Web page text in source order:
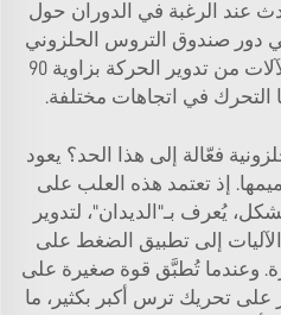
عند الرغبة في الدوران حول
دور صندوق التروس الحلزوني
بزاوية 90 درجة. فهو يمكّن الآلات من تدوير الحركة بزاوية 90
التحرك في اتجاهات مختلفة.
فعّالة إلى هذا الحد؟ يعود
إذ تعتمد هذه العلب على
يُعرف بـ"الديدان"، لتدوير
إلى تطبيق الضغط على
وعندما تُطبَّق قوة صغيرة على
على تحريك ترس أكبر بكثير، ما